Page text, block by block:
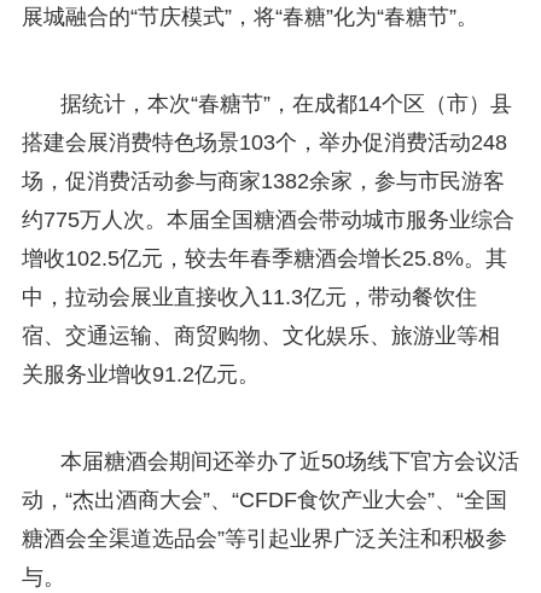
展城融合的“节庆模式”，将“春糖”化为“春糖节”。
据统计，本次“春糖节”，在成都14个区（市）县
搭建会展消费特色场景103个，举办促消费活动248
场，促消费活动参与商家1382余家，参与市民游客
约775万人次。本届全国糖酒会带动城市服务业综合
增收102.5亿元，较去年春季糖酒会增长25.8%。其
中，拉动会展业直接收入11.3亿元，带动餐饮住
宿、交通运输、商贸购物、文化娱乐、旅游业等相
关服务业增收91.2亿元。
本届糖酒会期间还举办了近50场线下官方会议活
动，“杰出酒商大会”、“CFDF食饮产业大会”、“全国
糖酒会全渠道选品会”等引起业界广泛关注和积极参
与。